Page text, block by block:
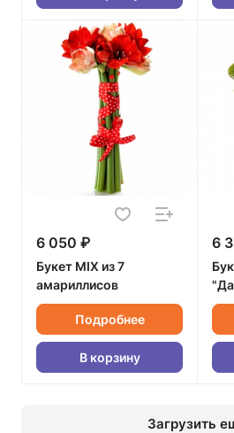
6 050 ₽
Букет MIX из 7
амариллисов
Подробнее
В корзину
6
Загрузить